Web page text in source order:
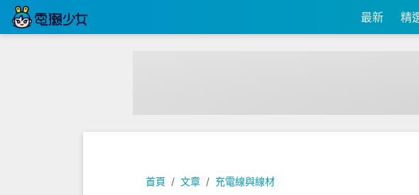
最新 精
首頁 文章 充電線與線材
開箱｜『 MagSafe 雙充電器 』一次可充兩個蘋果裝置 建